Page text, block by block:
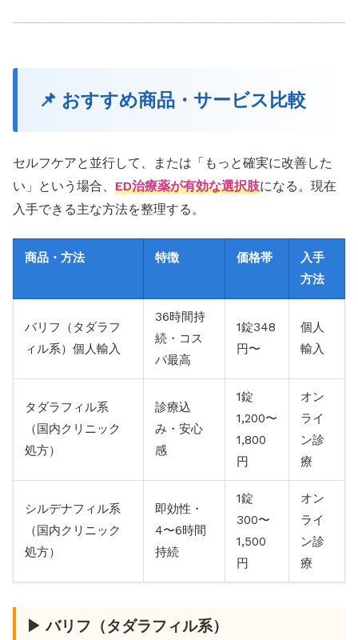
📌 おすすめ商品・サービス比較
セルフケアと並行して、または「もっと確実に改善した
い」という場合、 ED治療薬が有効な選択肢になる。現在
入手できる主な方法を整理する。
商品・方法 特徴 価格帯
入手
方法
バリフ（タダラフ
ィル系）個人輸入
36時間持
続・コス
パ最高
1錠348
円〜
個人
輸入
タダラフィル系
（国内クリニック
処方）
診療込
み・安心
感
1錠
1,200〜
1,800
円
オン
ライ
ン診
療
シルデナフィル系
（国内クリニック
処方）
即効性・
4〜6時間
持続
1錠
300〜
1,500
円
オン
ライ
ン診
療
▶ バリフ（タダラフィル系）